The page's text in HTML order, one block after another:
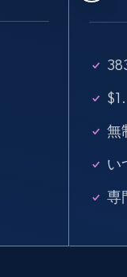
ライアル
Discover
Job
無
い
専